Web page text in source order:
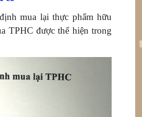
mua lại thực phẩm hữu
TPHC được thể hiện trong